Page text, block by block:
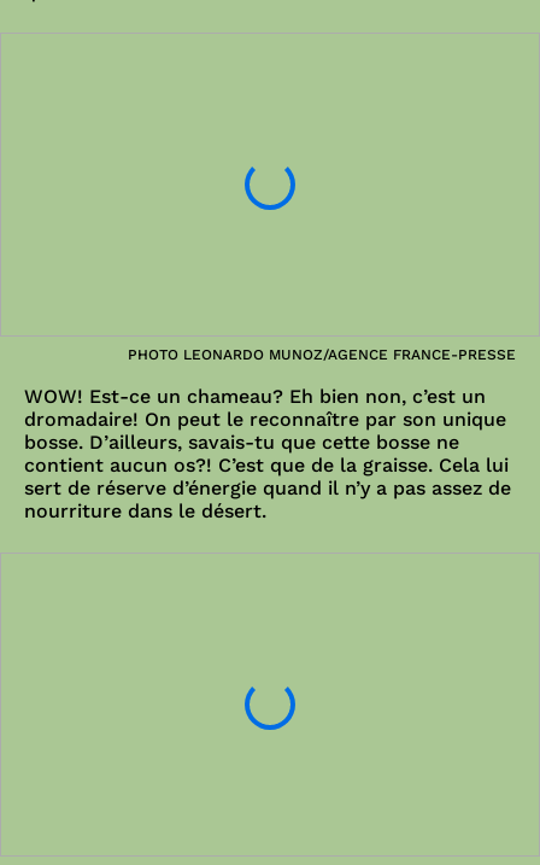
PHOTO LEONARDO MUNOZ/AGENCE FRANCE-PRESSE
WOW! Est-ce un chameau? Eh bien non, c’est un
dromadaire! On peut le reconnaître par son unique
bosse. D’ailleurs, savais-tu que cette bosse ne
contient aucun os?! C’est que de la graisse. Cela lui
sert de réserve d’énergie quand il n’y a pas assez de
nourriture dans le désert.